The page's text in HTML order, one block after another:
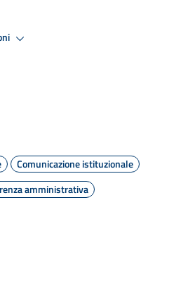
Comunicazione istituzionale
amministrativa